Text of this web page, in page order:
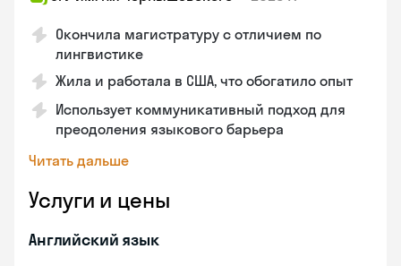
Окончила магистратуру с отличием по
лингвистике
Жила и работала в США, что обогатило опыт
Использует коммуникативный подход для
преодоления языкового барьера
Читать дальше
Услуги и цены
Английский язык